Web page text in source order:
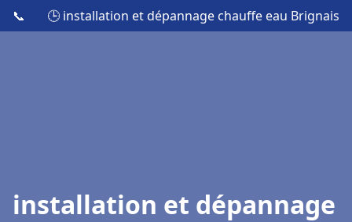
📞 🕒 installation et dépannage chauffe eau Brignais
installation et dépannage